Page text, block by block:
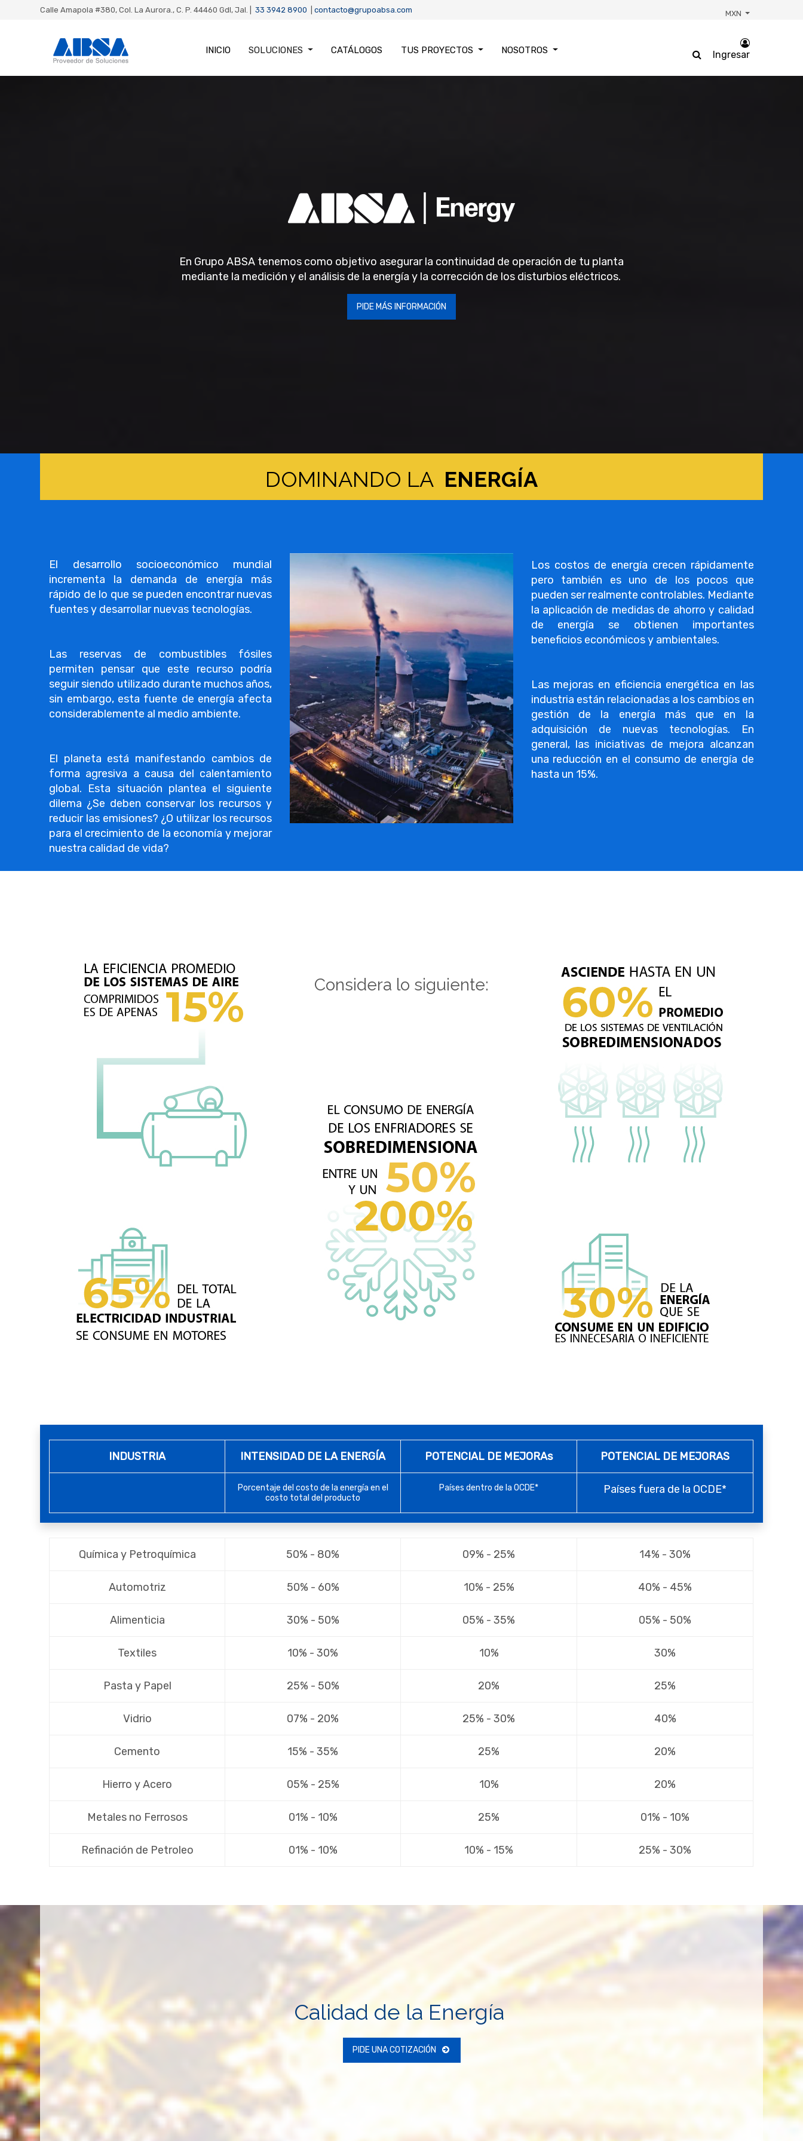
Calle Amapola #380, Col. La Aurora., C. P. 44460 Gdl, Jal. |33 3942 8900 |contacto@grupoabsa.com MXN
INICIO SOLUCIONES CATÁLOGOS TUS PROYECTOS NOSOTROS Ingresar
En Grupo ABSA tenemos como objetivo asegurar la continuidad de operación de tu planta
mediante la medición y el análisis de la energía y la corrección de los disturbios eléctricos.
PIDE MÁS INFORMACIÓN
DOMINANDO LA ENERGÍA
El desarrollo socioeconómico mundial
incrementa la demanda de energía más
rápido de lo que se pueden encontrar nuevas
fuentes y desarrollar nuevas tecnologías.
Las reservas de combustibles fósiles
permiten pensar que este recurso podría
seguir siendo utilizado durante muchos años,
sin embargo, esta fuente de energía afecta
considerablemente al medio ambiente.
El planeta está manifestando cambios de
forma agresiva a causa del calentamiento
global. Esta situación plantea el siguiente
dilema ¿Se deben conservar los recursos y
reducir las emisiones? ¿O utilizar los recursos
para el crecimiento de la economía y mejorar
nuestra calidad de vida?
Los costos de energía crecen rápidamente
pero también es uno de los pocos que
pueden ser realmente controlables. Mediante
la aplicación de medidas de ahorro y calidad
de energía se obtienen importantes
beneficios económicos y ambientales.
Las mejoras en eficiencia energética en las
industria están relacionadas a los cambios en
gestión de la energía más que en la
adquisición de nuevas tecnologías. En
general, las iniciativas de mejora alcanzan
una reducción en el consumo de energía de
hasta un 15%.
Considera lo siguiente:
INDUSTRIA INTENSIDAD DE LA ENERGÍA POTENCIAL DE MEJORAs POTENCIAL DE MEJORAS
Porcentaje del costo de la energía en el
costo total del producto
Países dentro de la OCDE* Países fuera de la OCDE*
Química y Petroquímica 50% - 80% 09% - 25% 14% - 30%
Automotriz 50% - 60% 10% - 25% 40% - 45%
Alimenticia 30% - 50% 05% - 35% 05% - 50%
Textiles 10% - 30% 10% 30%
Pasta y Papel 25% - 50% 20% 25%
Vidrio 07% - 20% 25% - 30% 40%
Cemento 15% - 35% 25% 20%
Hierro y Acero 05% - 25% 10% 20%
Metales no Ferrosos 01% - 10% 25% 01% - 10%
Refinación de Petroleo 01% - 10% 10% - 15% 25% - 30%
Calidad de la Energía
PIDE UNA COTIZACIÓN